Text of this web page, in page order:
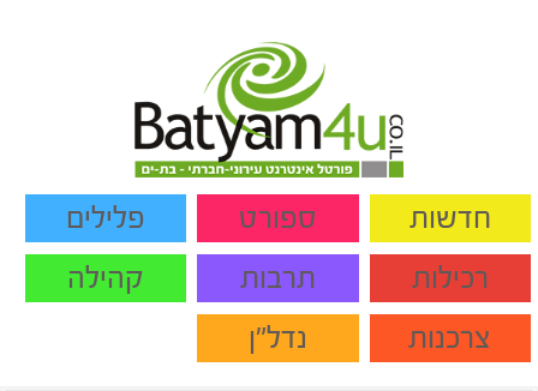
חדשות ספורט
פלילים
רכילות
תרבות
קהילה
צרכנות
נדל"ן